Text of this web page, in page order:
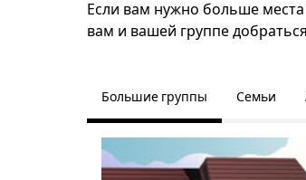
Если вам нужно больше места
вам и вашей группе
Большие группы Семьи